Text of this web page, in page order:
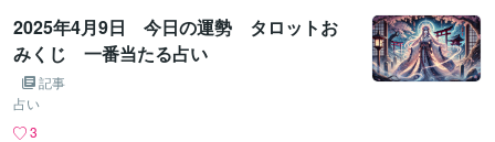
2025年4月9日 今日の運勢 タロットお
みくじ 一番当たる占い
記事
占い
3